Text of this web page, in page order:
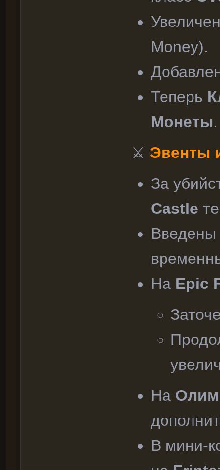
Money).
Теперь
Монеты.
⚔ Эвенты
За
Castle
Введены
На Epic
На
В мини-